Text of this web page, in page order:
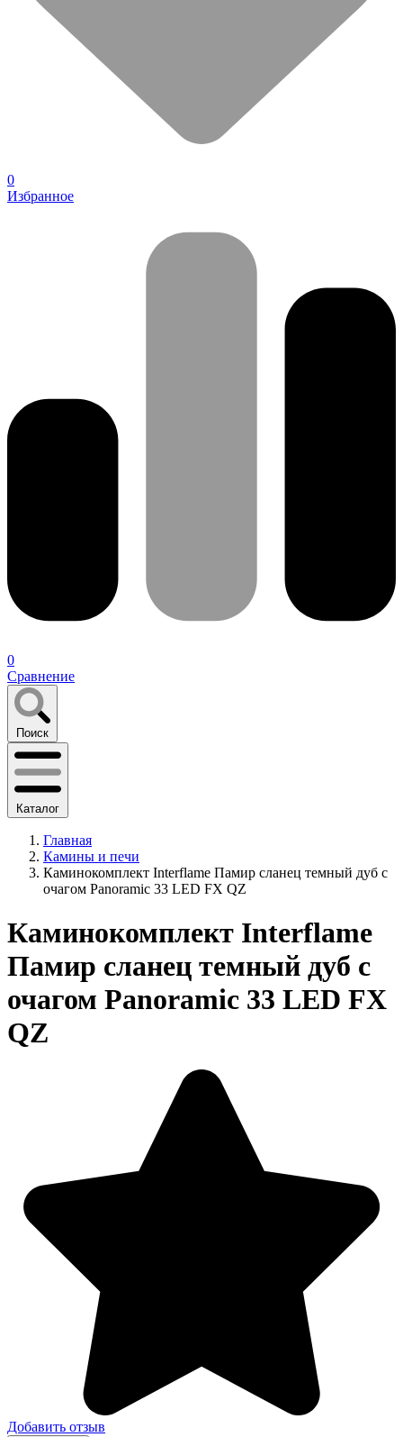
0
Избранное
0
Сравнение
Поиск
Каталог
Главная
Камины и печи
Каминокомплект Interflame Памир сланец темный дуб с
очагом Panoramic 33 LED FX QZ
Каминокомплект Interflame
Памир сланец темный дуб с
очагом Panoramic 33 LED FX
QZ
Добавить отзыв